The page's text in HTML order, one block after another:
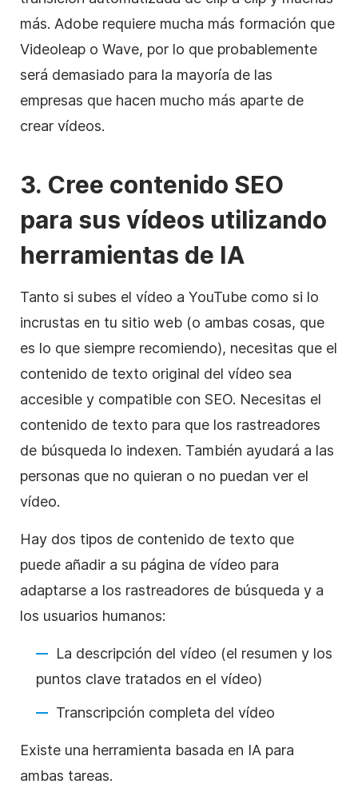
más. Adobe requiere mucha más formación que
Videoleap o Wave, por lo que probablemente
será demasiado para la mayoría de las
empresas que hacen mucho más aparte de
crear vídeos.
3. Cree contenido SEO
para sus vídeos utilizando
herramientas de IA
Tanto si subes el vídeo a YouTube como si lo
incrustas en tu sitio web (o ambas cosas, que
es lo que siempre recomiendo), necesitas que el
contenido de texto original del vídeo sea
accesible y compatible con SEO. Necesitas el
contenido de texto para que los rastreadores
de búsqueda lo indexen. También ayudará a las
personas que no quieran o no puedan ver el
vídeo.
Hay dos tipos de contenido de texto que
puede añadir a su página de vídeo para
adaptarse a los rastreadores de búsqueda y a
los usuarios humanos:
La descripción del vídeo (el resumen y los
puntos clave tratados en el vídeo)
Transcripción completa del vídeo
Existe una herramienta basada en IA para
ambas tareas.